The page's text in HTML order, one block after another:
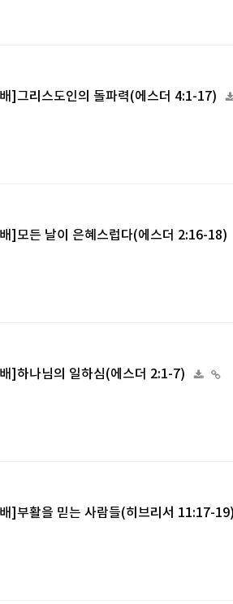
]그리스도인의 돌파력(에스더 4:1-17)
]모든 날이 은혜스럽다(에스더 2:16-18)
]하나님의 일하심(에스더 2:1-7)
]부활을 믿는 사람들(히브리서 11:17-